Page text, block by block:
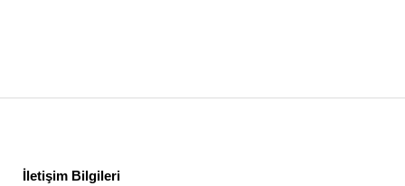
İletişim Bilgileri